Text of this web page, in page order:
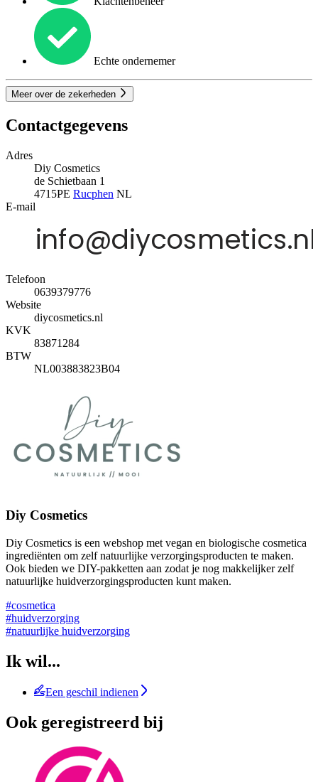
Echte ondernemer
Meer over de zekerheden
Contactgegevens
Adres
Diy Cosmetics
de Schietbaan 1
4715PE Rucphen NL
E-mail
Telefoon
0639379776
Website
diycosmetics.nl
KVK
83871284
BTW
NL003883823B04
Diy Cosmetics
Diy Cosmetics is een webshop met vegan en biologische cosmetica
ingrediënten om zelf natuurlijke verzorgingsproducten te maken.
Ook bieden we DIY-pakketten aan zodat je nog makkelijker zelf
natuurlijke huidverzorgingsproducten kunt maken.
#cosmetica
#huidverzorging
#natuurlijke huidverzorging
Ik wil...
Een geschil indienen
Ook geregistreerd bij